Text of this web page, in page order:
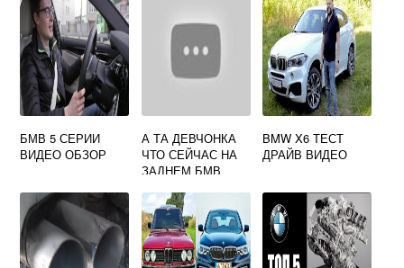
БМВ 5 СЕРИИ
ВИДЕО ОБЗОР
А ТА ДЕВЧОНКА
ЧТО СЕЙЧАС НА
ЗАДНЕМ БМВ
BMW X6 ТЕСТ
ДРАЙВ ВИДЕО